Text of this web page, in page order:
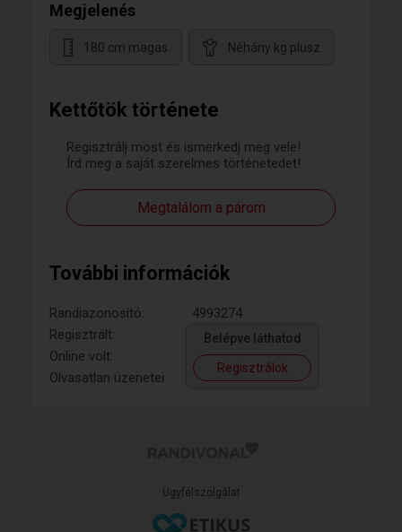
Kettőtök története
Regisztrálj most és ismerkedj meg vele!
Írd meg a saját szerelmes történetedet!
Megtalálom a párom
További információk
Randiazonosító:
4993274
Regisztrált:
Online volt:
Olvasatlan üzenetei:
Belépve láthatod
Regisztrálok
Megjelenés
180 cm magas Néhány kg plusz
Ügyfélszolgálat